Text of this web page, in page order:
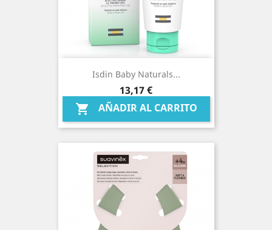
Isdin Baby Naturals...
Precio
13,17 €
 AÑADIR AL CARRITO